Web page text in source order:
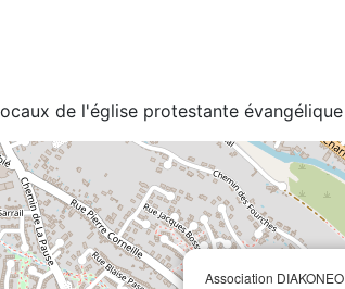
de l'église protestante évangélique
Association DIAKONEO